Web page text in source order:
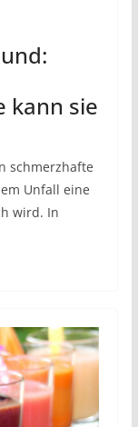
kann sie
schmerzhafte
Unfall eine
wird. In